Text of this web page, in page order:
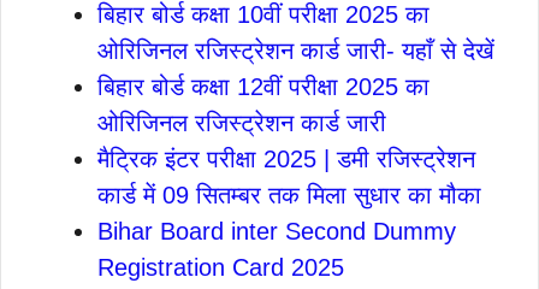
बिहार बोर्ड कक्षा 10वीं परीक्षा 2025 का
ओरिजिनल रजिस्ट्रेशन कार्ड जारी- यहाँ से देखें
बिहार बोर्ड कक्षा 12वीं परीक्षा 2025 का
ओरिजिनल रजिस्ट्रेशन कार्ड जारी
मैट्रिक इंटर परीक्षा 2025 | डमी रजिस्ट्रेशन
कार्ड में 09 सितम्बर तक मिला सुधार का मौका
Bihar Board inter Second Dummy
Registration Card 2025